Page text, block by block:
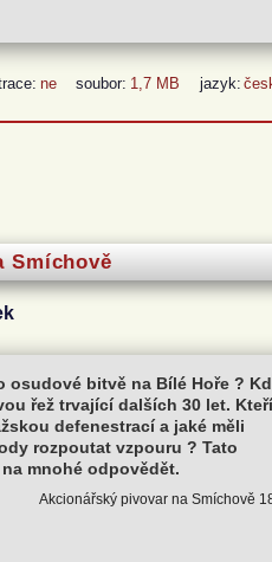
ne soubor: 1,7 MB jazyk:
Smíchově
osudové bitvě na Bílé Hoře ?
řež trvající dalších 30 let. Kteří
defenestrací a jaké měli
rozpoutat vzpouru ? Tato
mnohé odpovědět.
Akcionářský pivovar na Smíchově